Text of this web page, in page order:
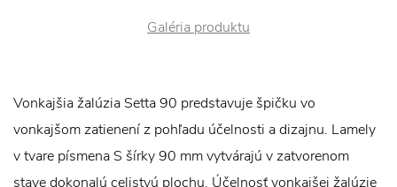
Galéria produktu
Vonkajšia žalúzia Setta 90 predstavuje špičku vo
vonkajšom zatienení z pohľadu účelnosti a dizajnu. Lamely
v tvare písmena S šírky 90 mm vytvárajú v zatvorenom
stave dokonalú celistvú plochu. Účelnosť vonkajšej žalúzie